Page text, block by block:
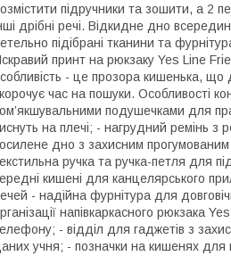
підручники та зошити, а 2
дрібні речі. Відкидне дно
підібрані тканини та
принт на рюкзаку Yes Line
- це прозора кишенька, що
час на пошуки. Особливості
подушечками для
на плечі; - нагрудний ремінь
дно з захисним прогумованим
ручка та ручка-петля для
кишені для канцелярського
- надійна фурнітура для
напівкаркасного рюкзака
- відділ для гаджетів з
учня; - позначки на кишенях для